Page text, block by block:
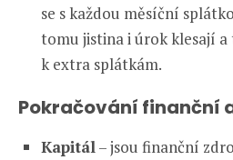
se s každou měsíční
tomu jistina i úrok klesají
k extra splátkám.
Pokračování finanční
Kapitál– jsou finanční